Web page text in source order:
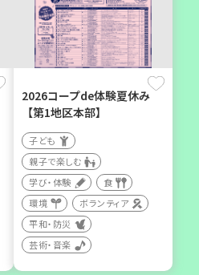
【玉津】布ぞうりを作って
親子で楽しむ
大人向け
学び・体験
環境
2026コープde体験夏休み
【第1地区本部】
子ども
親子で楽しむ
学び・体験
食
環境
ボランティア
平和・防災
芸術・音楽